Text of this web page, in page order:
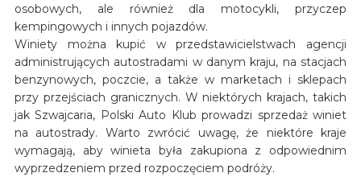
osobowych, ale również dla motocykli, przyczep
kempingowych i innych pojazdów.
Winiety można kupić w przedstawicielstwach agencji
administrujących autostradami w danym kraju, na stacjach
benzynowych, poczcie, a także w marketach i sklepach
przy przejściach granicznych. W niektórych krajach, takich
jak Szwajcaria, Polski Auto Klub prowadzi sprzedaż winiet
na autostrady. Warto zwrócić uwagę, że niektóre kraje
wymagają, aby winieta była zakupiona z odpowiednim
wyprzedzeniem przed rozpoczęciem podróży.